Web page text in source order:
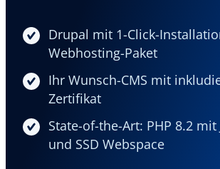
Drupal mit 1-Click-
Webhosting-Paket
Ihr Wunsch-CMS mit
Zertifikat
State-of-the-Art: PHP 8.2
und SSD Webspace